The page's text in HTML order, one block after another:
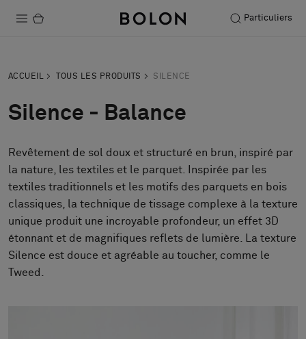
Particuliers
Durabilité
Installation
Entretien
Nos collaborations
ACCUEIL TOUS LES PRODUITS SILENCE
Silence - Balance
Revêtement de sol doux et structuré en brun, inspiré par
la nature, les textiles et le parquet. Inspirée par les
textiles traditionnels et les motifs des parquets en bois
classiques, la technique de tissage complexe à la texture
unique produit une incroyable profondeur, un effet 3D
étonnant et de magnifiques reflets de lumière. La texture
Silence est douce et agréable au toucher, comme le
Tweed.